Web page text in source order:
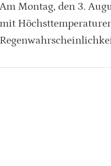
Am Montag, den 3.
mit